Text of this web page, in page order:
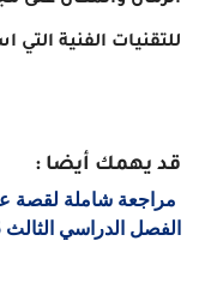
للتقنيات الفنية
قد يهمك أيضا :
مراجعة شاملة لقصة
الفصل الدراسي الثالث 2025 - 2026